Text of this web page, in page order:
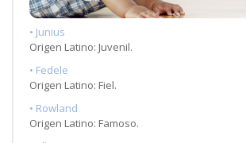
• Junius
Origen Latino: Juvenil.
• Fedele
Origen Latino: Fiel.
• Rowland
Origen Latino: Famoso.